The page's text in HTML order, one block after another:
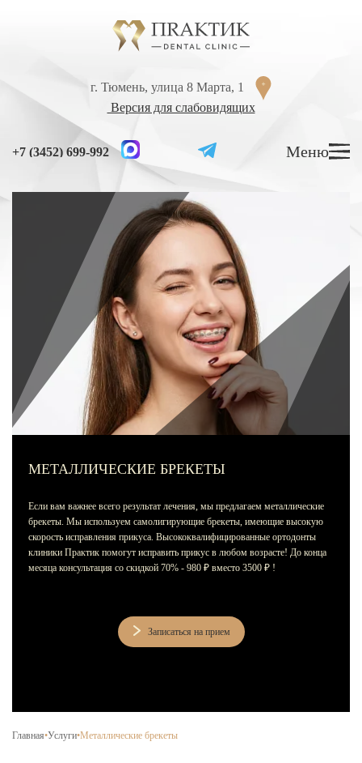
г. Тюмень, улица 8 Марта, 1
Версия для слабовидящих
+7 (3452) 699-992 Меню
г. Тюмень, улица 8 Марта, 1
Версия для слабовидящих
+7 (3452) 699-992 Меню
ЛЕЧЕНИЕ ЗУБОВ
Лечение кариеса
Лечение высокой чувствительности зубов
Лечение зубов за один день
Лечение пульпита и периодонтита
Лечение пародонтита
Металлические брекеты
Установка брекетов
Брекеты на нижнюю челюсть
МЕТАЛЛИЧЕСКИЕ БРЕКЕТЫ
Если вам важнее всего результат лечения, мы предлагаем металлические
брекеты. Мы используем самолигирующие брекеты, имеющие высокую
скорость исправления прикуса. Высококвалифицированные ортодонты
клиники Практик помогут исправить прикус в любом возрасте! До конца
месяца консультация со скидкой 70% - 980 ₽ вместо 3500 ₽ !
Записаться на прием
Главная•Услуги•Металлические брекеты